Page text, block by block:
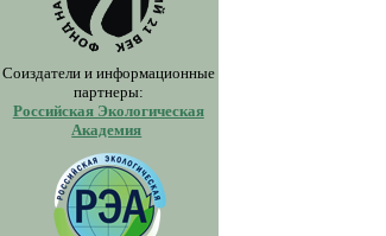
Соиздатели и информационные
партнеры:
Российская Экологическая
Академия